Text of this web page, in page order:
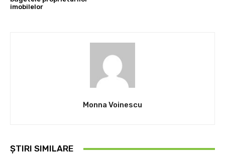
imobilelor
Monna Voinescu
ȘTIRI SIMILARE